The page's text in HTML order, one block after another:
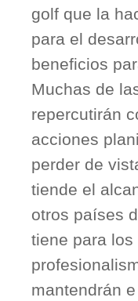
golf que la
para el
beneficios
Muchas de
repercutirán
acciones
perder de
tiende el
otros países
tiene para
mantendrán